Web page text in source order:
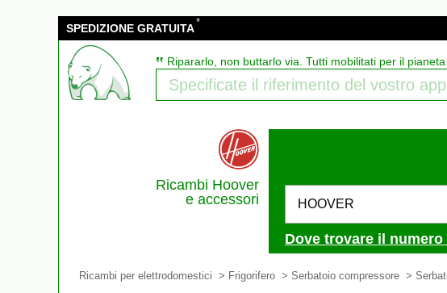
SPEDIZIONE GRATUITA*
‟ Ripararlo, non buttarlo via. Tutti mobilitati per il pianeta
Ricambi Hoover
e accessori
HOOVER
Dove trovare il
Ricambi per elettrodomestici > Frigorifero > Serbatoio compressore >